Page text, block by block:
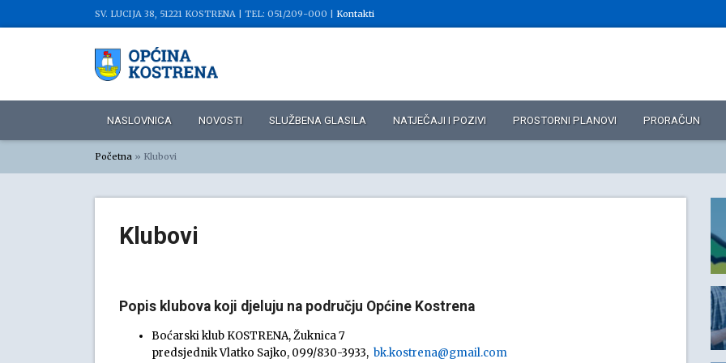
SV. LUCIJA 38, 51221 KOSTRENA | TEL: 051/209-000 | Kontakti
NASLOVNICA NOVOSTI SLUŽBENA GLASILA NATJEČAJI I POZIVI PROSTORNI PLANOVI PRORAČUN
Početna » Klubovi
Klubovi
Popis klubova koji djeluju na području Općine Kostrena
Boćarski klub KOSTRENA, Žuknica 7
predsjednik Vlatko Sajko, 099/830-3933, bk.kostrena@gmail.com